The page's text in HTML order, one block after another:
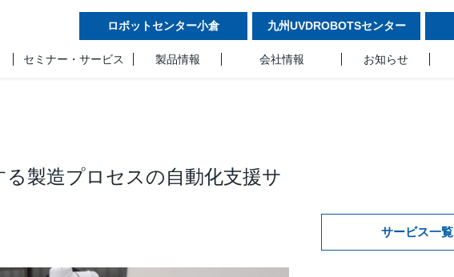
セミナー・サービス 製品情報 会社情報 お知らせ
ロボットセンター小倉 九州UVDROBOTSセンター
製造プロセスの自動化支援サ
サービス一覧